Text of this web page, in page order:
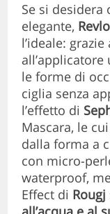
Se si
elegante,
l’ideale:
le forme di
ciglia senza
l’effetto di
Mascara, le
dalla forma a
con micro-
waterproof,
Effect di Rougj